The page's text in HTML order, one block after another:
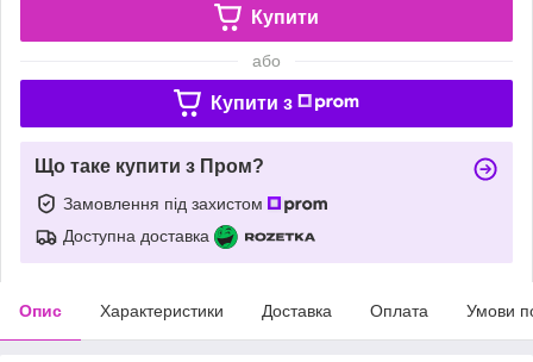
Купити
або
Купити з
Що таке купити з Пром?
Замовлення під захистом
Доступна доставка
Опис Характеристики Доставка Оплата Умови